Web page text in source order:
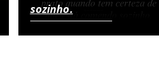
sozinho.